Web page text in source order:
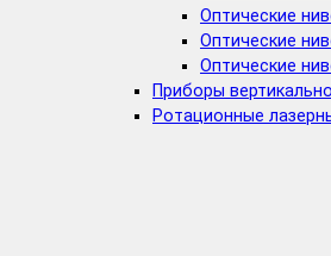
Оптические
Оптические
Оптические
Приборы
Ротационные